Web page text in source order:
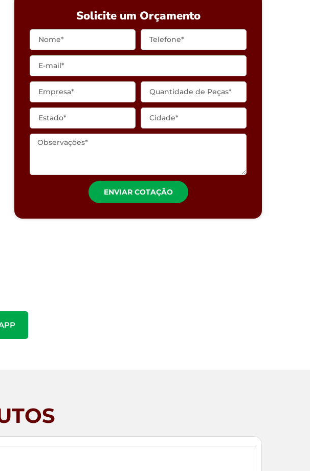
Solicite um Orçamento
ENVIAR COTAÇÃO